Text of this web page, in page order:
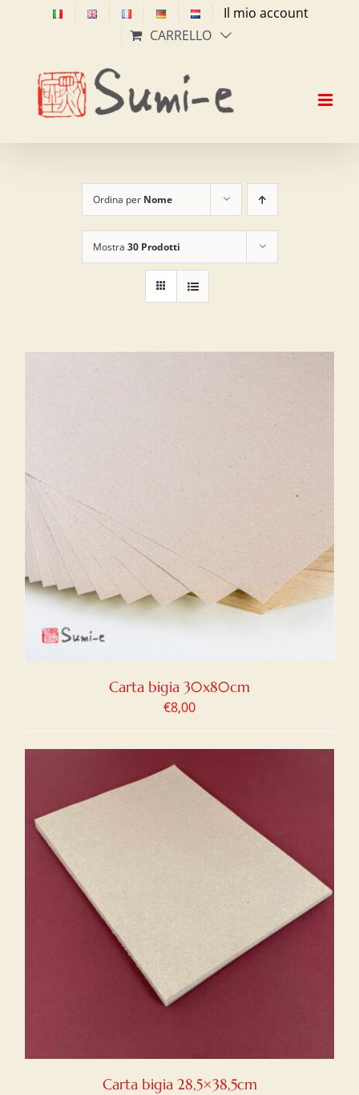
Il mio account
CARRELLO
Ordina per Nome
Mostra 30 Prodotti
Carta bigia 30x80cm
€8,00
Carta bigia 28,5×38,5cm